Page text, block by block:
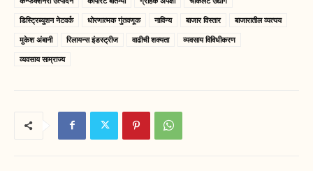
डिस्ट्रिब्युशन नेटवर्क
धोरणात्मक गुंतवणूक नाविन्य बाजार विस्तार
बाजारातील व्यत्यय
मुकेश अंबानी
रिलायन्स इंडस्ट्रीज वाढीची शक्यता
व्यवसाय विविधीकरण
व्यवसाय साम्राज्य